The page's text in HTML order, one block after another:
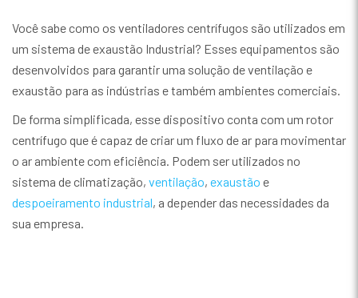
Você sabe como os ventiladores centrífugos são utilizados em
um sistema de exaustão Industrial? Esses equipamentos são
desenvolvidos para garantir uma solução de ventilação e
exaustão para as indústrias e também ambientes comerciais.
De forma simplificada, esse dispositivo conta com um rotor
centrífugo que é capaz de criar um fluxo de ar para movimentar
o ar ambiente com eficiência. Podem ser utilizados no
sistema de climatização, ventilação, exaustão e
despoeiramento industrial, a depender das necessidades da
sua empresa.